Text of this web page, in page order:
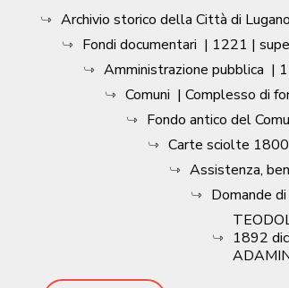
Archivio storico della Città di Lugano
Fondi documentari | 1221 |
Amministrazione pubblica |
Comuni | Complesso di
Fondo antico del
Carte sciolte
Assistenza,
Domande
1892